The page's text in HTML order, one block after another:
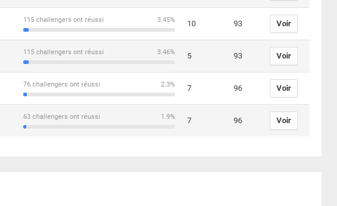
3.45%
115 challengers ont réussi 10 93 Voir
3.46%
115 challengers ont réussi 5 93 Voir
2.3%
76 challengers ont réussi 7 96 Voir
1.9%
63 challengers ont réussi 7 96 Voir